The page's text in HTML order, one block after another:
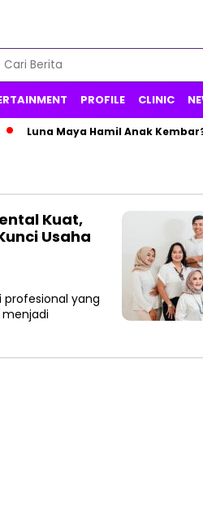
PROFILE CLINIC
Luna Maya Hamil Anak Kembar?
Kuat,
Usaha
profesional yang